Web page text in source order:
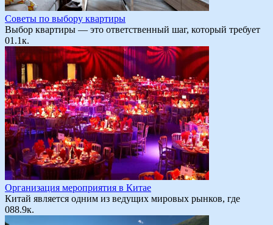
Советы по выбору квартиры
Выбор квартиры — это ответственный шаг, который требует
01.1к.
Организация мероприятия в Китае
Китай является одним из ведущих мировых рынков, где
088.9к.